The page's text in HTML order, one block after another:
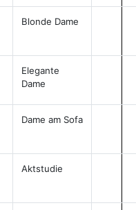
Blonde Dame
Elegante
Dame
Dame am Sofa
Aktstudie